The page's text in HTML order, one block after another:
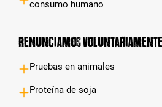
consumo humano
Renunciamos voluntariamente
Pruebas en animales
Proteína de soja